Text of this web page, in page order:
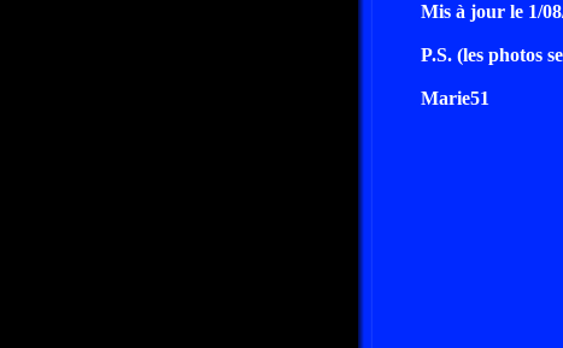
Mis à jour le 1/
P.S. (les photos
Marie51